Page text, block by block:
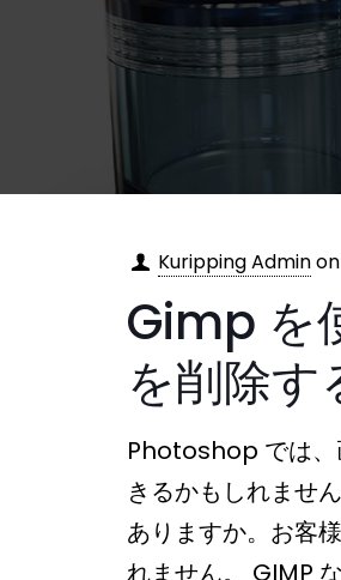
Kuripping Adminon
Gimp を
を削除す
Photoshop では、
きるかもしれませ
ありますか。お客
れません。 GIMP